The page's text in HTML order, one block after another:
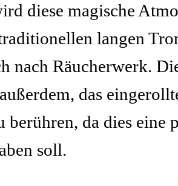
diese magische
langen
nach Räucherwerk.
das
berühren, da dies eine
soll.